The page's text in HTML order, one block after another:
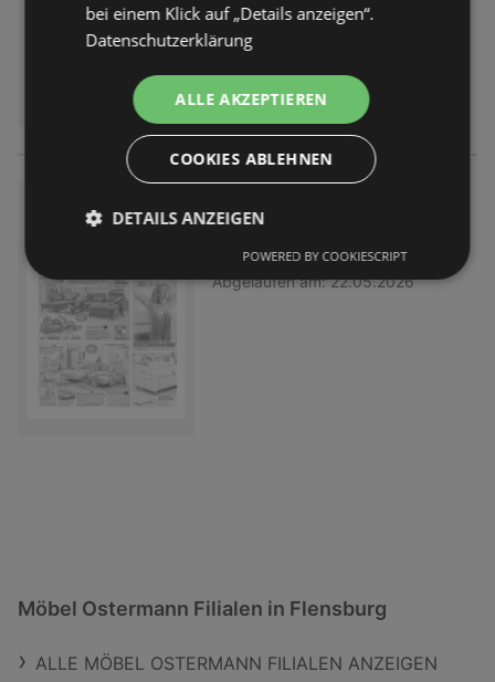
l wirken Wunder.
Prospekt nicht mehr gültig
Abgelaufen am: 22.05.2026
Möbel Ostermann Filialen in Flensburg
ALLE MÖBEL OSTERMANN FILIALEN ANZEIGEN
bei einem Klick auf „Details anzeigen“.
Datenschutzerklärung
ALLE AKZEPTIEREN
COOKIES ABLEHNEN
DETAILS ANZEIGEN
POWERED BY COOKIESCRIPT